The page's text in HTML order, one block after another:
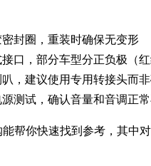
封圈，重装时确保无变形
口，部分车型分正负极（红
叭，建议使用专用转接头而
源测试，确认音量和音调正
帮你快速找到参考，其中